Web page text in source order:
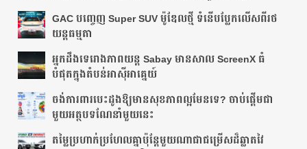
GAC បញ្ចេញ Super SUV ម៉ូឌែលថ្មី ទំនើបប្លែកលើសពីរថ
យន្តធម្មតា
អ្នក​ដឹង​ទេ​រោង​ភាព​យន្ត​ Sabay មាន​សាល ScreenX ធំ​
បំផុត​ក្នុង​តំបន់​អាស៊ីអាគ្នេយ៍​
ចង់ការពារបេះដូងឱ្យមានសុខភាពល្អមែនទេ? ចាប់ផ្តើមជា
មួយអត្ថបទណែនាំមួយនេះ
តម្លៃប្រហាក់ប្រហែលគ្នាប៉ុន្តែមួយណាជាជម្រើសដ៏ឆ្លាតវៃ